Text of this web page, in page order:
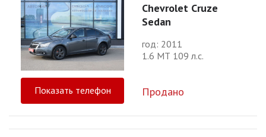
Chevrolet Cruze
Sedan
год: 2011
1.6 МТ 109 л.с.
Показать телефон Продано